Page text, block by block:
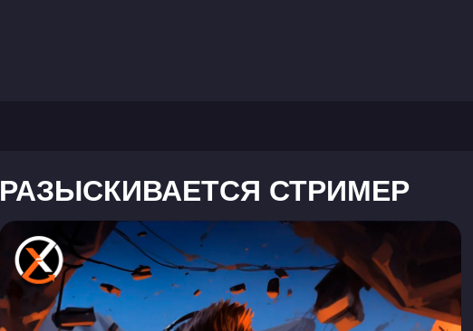
РАЗЫСКИВАЕТСЯ СТРИМЕР